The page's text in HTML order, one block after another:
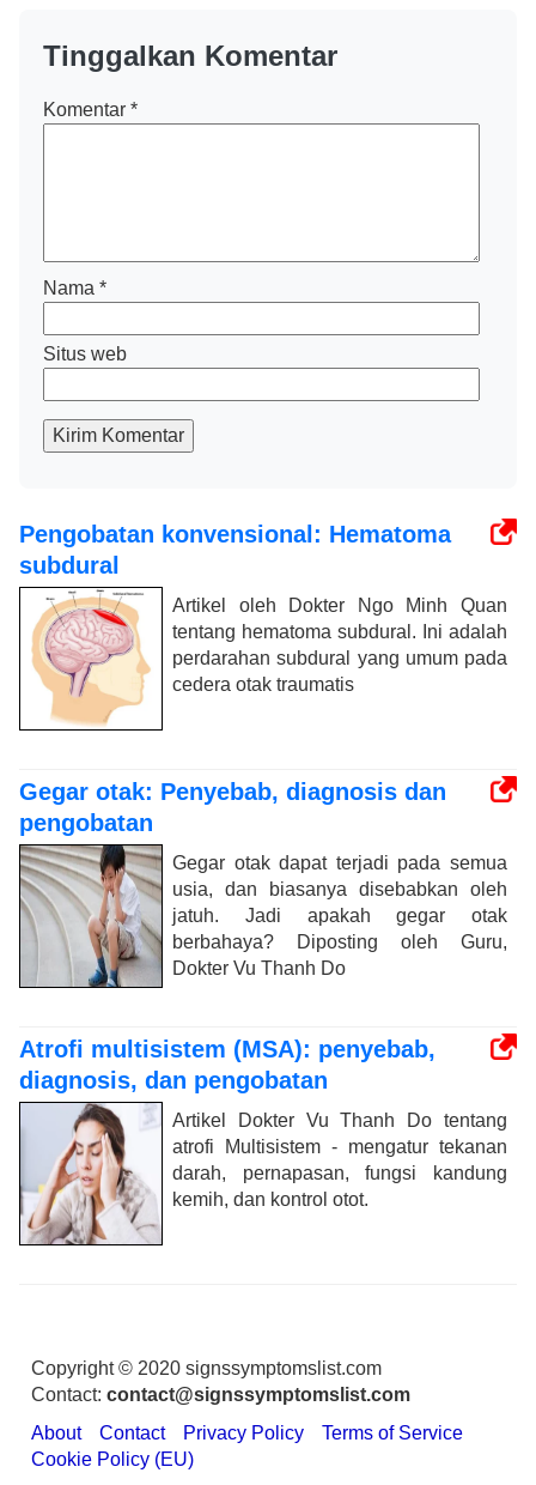
Tinggalkan Komentar
Komentar *
Nama *
Situs web
Kirim Komentar
Pengobatan konvensional: Hematoma
subdural
Artikel oleh Dokter Ngo Minh Quan
tentang hematoma subdural. Ini adalah
perdarahan subdural yang umum pada
cedera otak traumatis
Gegar otak: Penyebab, diagnosis dan
pengobatan
Gegar otak dapat terjadi pada semua
usia, dan biasanya disebabkan oleh
jatuh. Jadi apakah gegar otak
berbahaya? Diposting oleh Guru,
Dokter Vu Thanh Do
Atrofi multisistem (MSA): penyebab,
diagnosis, dan pengobatan
Artikel Dokter Vu Thanh Do tentang
atrofi Multisistem - mengatur tekanan
darah, pernapasan, fungsi kandung
kemih, dan kontrol otot.
Copyright © 2020 signssymptomslist.com
Contact: contact@signssymptomslist.com
About
Contact Privacy Policy
Terms of Service
Cookie Policy (EU)